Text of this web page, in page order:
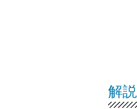
解説